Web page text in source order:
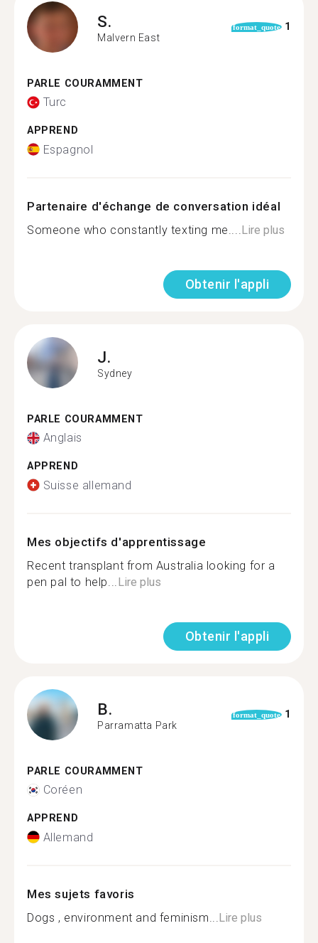
S.
Malvern East
format_quote 1
PARLE COURAMMENT
Turc
APPREND
Espagnol
Partenaire d'échange de conversation idéal
Someone who constantly texting me.... Lire plus
Obtenir l'appli
J.
Sydney
PARLE COURAMMENT
Anglais
APPREND
Suisse allemand
Mes objectifs d'apprentissage
Recent transplant from Australia looking for a
pen pal to help... Lire plus
Obtenir l'appli
B.
Parramatta Park
format_quote 1
PARLE COURAMMENT
Coréen
APPREND
Allemand
Mes sujets favoris
Dogs , environment and feminism... Lire plus